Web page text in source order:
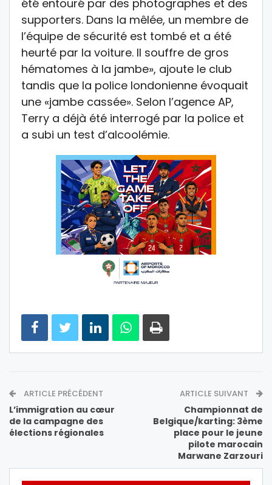
été entouré par des photographes et des
supporters. Dans la mêlée, un membre de
l’équipe de sécurité est tombé et a été
heurté par la voiture. Il souffre de gros
hématomes à la jambe», ajoute le club
tandis que la police londonienne évoquait
une «jambe cassée». Selon l’agence AP,
Terry a déjà été interrogé par la police et
a subi un test d’alcoolémie.
ARTICLE PRÉCÉDENT
L’immigration au cœur
de la campagne des
élections régionales
ARTICLE SUIVANT
Championnat de
Belgique/karting: 3ème
place pour le jeune
pilote marocain
Marwane Zarzouri